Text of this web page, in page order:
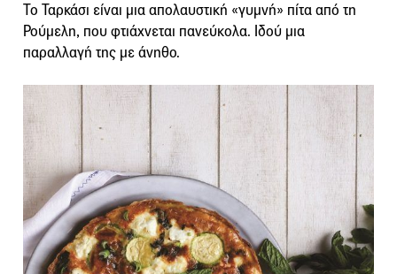
Το Ταρκάσι είναι μια απολαυστική «γυμνή» πίτα από τη
Ρούμελη, που φτιάχνεται πανεύκολα. Ιδού μια
παραλλαγή της με άνηθο.